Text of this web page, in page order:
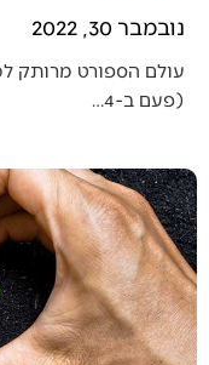
נובמבר 30, 2022
עולם הספורט מרותק
(פעם ב-4…